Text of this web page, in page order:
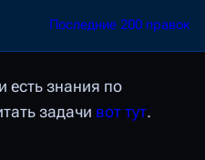
Последние 200 правок
есть знания по
задачи вот тут.